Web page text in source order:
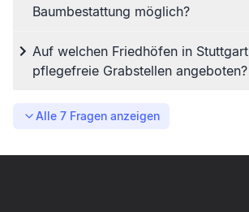
Baumbestattung möglich?
Auf welchen Friedhöfen in
pflegefreie Grabstellen angeboten?
Alle 7 Fragen anzeigen